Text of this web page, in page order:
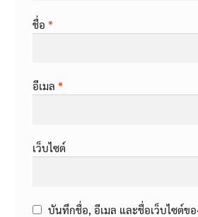
ชื่อ *
อีเมล *
เว็บไซต์
บันทึกชื่อ, อีเมล และชื่อเว็บไซต์ข